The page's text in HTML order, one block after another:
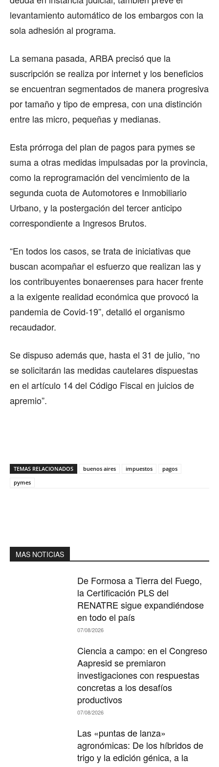
levantamiento automático de los embargos con la
sola adhesión al programa.
La semana pasada, ARBA precisó que la
suscripción se realiza por internet y los beneficios
se encuentran segmentados de manera progresiva
por tamaño y tipo de empresa, con una distinción
entre las micro, pequeñas y medianas.
Esta prórroga del plan de pagos para pymes se
suma a otras medidas impulsadas por la provincia,
como la reprogramación del vencimiento de la
segunda cuota de Automotores e Inmobiliario
Urbano, y la postergación del tercer anticipo
correspondiente a Ingresos Brutos.
“En todos los casos, se trata de iniciativas que
buscan acompañar el esfuerzo que realizan las y
los contribuyentes bonaerenses para hacer frente
a la exigente realidad económica que provocó la
pandemia de Covid-19”, detalló el organismo
recaudador.
Se dispuso además que, hasta el 31 de julio, “no
se solicitarán las medidas cautelares dispuestas
en el artículo 14 del Código Fiscal en juicios de
apremio”.
TEMAS RELACIONADOS buenos aires impuestos
pagos
pymes
MAS NOTICIAS
De Formosa a Tierra del Fuego,
la Certificación PLS del
RENATRE sigue expandiéndose
en todo el país
07/08/2026
Ciencia a campo: en el Congreso
Aapresid se premiaron
investigaciones con respuestas
concretas a los desafíos
productivos
07/08/2026
Las «puntas de lanza»
agronómicas: De los híbridos de
trigo y la edición génica, a la